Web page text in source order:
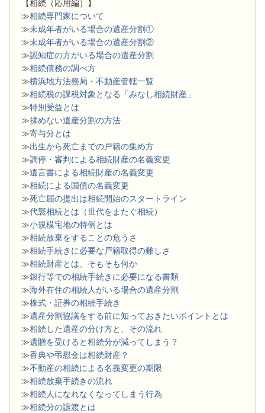
【相続（応用編）】
≫相続専門家について
≫未成年者がいる場合の遺産分割①
≫未成年者がいる場合の遺産分割②
≫認知症の方がいる場合の遺産分割
≫相続債務の調べ方
≫横浜地方法務局・不動産管轄一覧
≫相続税の課税対象となる「みなし相続財産」
≫特別受益とは
≫揉めない遺産分割の方法
≫寄与分とは
≫出生から死亡までの戸籍の集め方
≫調停・審判による相続財産の名義変更
≫遺言書による相続財産の名義変更
≫相続による国債の名義変更
≫死亡届の提出は相続開始のスタートライン
≫代襲相続とは（世代をまたぐ相続）
≫小規模宅地の特例とは
≫相続放棄をすることの危うさ
≫相続手続きに必要な戸籍取得の難しさ
≫相続財産とは、そもそも何か
≫銀行等での相続手続きに必要になる書類
​≫海外在住の相続人がいる場合の遺産分割
≫株式・証券の相続手続き
≫遺産分割協議をする前に知っておきたいポイントとは
≫相続した遺産の分け方と、その流れ
≫遺贈を受けると相続分が減ってしまう？
≫香典や弔慰金は相続財産？
≫不動産の相続による名義変更の期限
≫相続放棄手続きの流れ
≫相続人になれなくなってしまう行為
≫相続分の譲渡とは